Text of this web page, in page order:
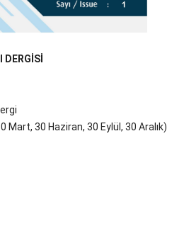
DERGİSİ
Mart, 30 Haziran, 30 Eylül, 30 Aralık)